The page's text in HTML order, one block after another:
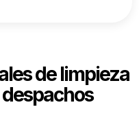
de limpieza